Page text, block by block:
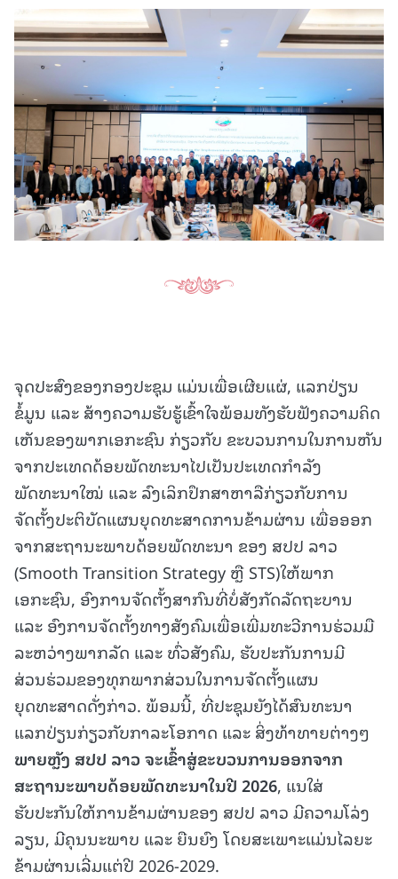
ຈຸດປະສົງຂອງກອງປະຊຸມ ແມ່ນເພື່ອເຜີຍແຜ່, ແລກປ່ຽນ
ຂໍ້ມູນ ແລະ ສ້າງຄວາມຮັບຮູ້ເຂົ້າໃຈພ້ອມທັງຮັບຟັງຄວາມຄິດ
ເຫັນຂອງພາກເອກະຊົນ ກ່ຽວກັບ ຂະບວນການໃນການຫັນ
ຈາກປະເທດດ້ອຍພັດທະນາໄປເປັນປະເທດກໍາລັງ
ພັດທະນາໃໝ່ ແລະ ລົງເລິກປຶກສາຫາລືກ່ຽວກັບການ
ຈັດຕັ້ງປະຕິບັດແຜນຍຸດທະສາດການຂ້າມຜ່ານ ເພື່ອອອກ
ຈາກສະຖານະພາບດ້ອຍພັດທະນາ ຂອງ ສປປ ລາວ
(Smooth Transition Strategy ຫຼື STS)ໃຫ້ພາກ
ເອກະຊົນ, ອົງການຈັດຕັ້ງສາກົນທີ່ບໍ່ສັງກັດລັດຖະບານ
ແລະ ອົງການຈັດຕັ້ງທາງສັງຄົມເພື່ອເພີ່ມທະວີການຮ່ວມມື
ລະຫວ່າງພາກລັດ ແລະ ທົ່ວສັງຄົມ, ຮັບປະກັນການມີ
ສ່ວນຮ່ວມຂອງທຸກພາກສ່ວນໃນການຈັດຕັ້ງແຜນ
ຍຸດທະສາດດັ່ງກ່າວ. ພ້ອມນີ້, ທີ່ປະຊຸມຍັງໄດ້ສົນທະນາ
ແລກປ່ຽນກ່ຽວກັບກາລະໂອກາດ ແລະ ສິ່ງທ້າທາຍຕ່າງໆ
ພາຍຫຼັງ ສປປ ລາວ ຈະເຂົ້າສູ່ຂະບວນການອອກຈາກ
ສະຖານະພາບດ້ອຍພັດທະນາໃນປີ 2026, ແນໃສ່
ຮັບປະກັນໃຫ້ການຂ້າມຜ່ານຂອງ ສປປ ລາວ ມີຄວາມໂລ່ງ
ລຽນ, ມີຄຸນນະພາບ ແລະ ຍືນຍົງ ໂດຍສະເພາະແມ່ນໄລຍະ
ຂ້າມຜ່ານເລີ່ມແຕ່ປີ 2026-2029.